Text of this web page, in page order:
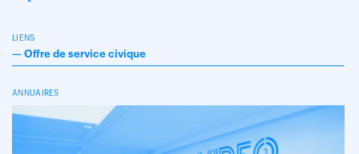
LIENS
— Offre de service civique
ANNUAIRES